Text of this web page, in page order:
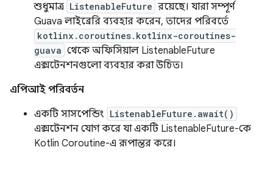
শুধুমাত্র ListenableFuture রয়েছে। যারা সম্পূর্ণ
Guava লাইব্রেরি ব্যবহার করেন, তাদের পরিবর্তে
kotlinx.coroutines.kotlinx-coroutines-
guava থেকে অফিসিয়াল ListenableFuture
এক্সটেনশনগুলো ব্যবহার করা উচিত।
এপিআই পরিবর্তন
একটি সাসপেন্ডিং ListenableFuture.await()
এক্সটেনশন যোগ করে যা একটি ListenableFuture-কে
Kotlin Coroutine-এ রূপান্তর করে।